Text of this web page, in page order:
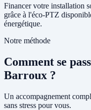
Financer votre installation
grâce à l'éco-PTZ
énergétique.
Notre méthode
Comment se
Barroux ?
Un accompagnement
sans stress pour vous.